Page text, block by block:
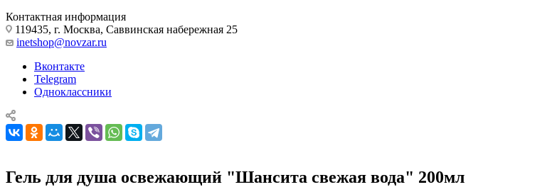
Контактная информация
119435, г. Москва, Саввинская набережная 25
inetshop@novzar.ru
Вконтакте
Telegram
Одноклассники
Гель для душа освежающий "Шансита свежая вода" 200мл